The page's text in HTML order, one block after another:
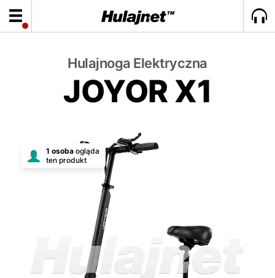
Hulajnoga Elektryczna
JOYOR X1
1 osoba ogląda
ten produkt